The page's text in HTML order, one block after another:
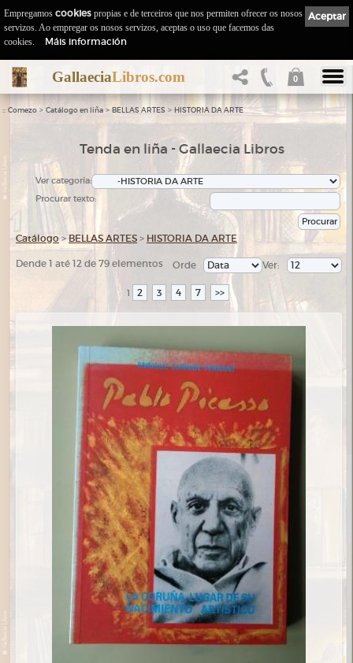
GallaeciaLibros.com 0
:: Comezo > Catálogo en liña > BELLAS ARTES > HISTORIA DA ARTE
Tenda en liña - Gallaecia Libros
Ver categoría:
Procurar texto:
Catálogo >BELLAS ARTES > HISTORIA DA ARTE
Dende 1 até 12 de 79 elementos Ver:
Orde
1 2 3 4 7 >>
Aceptar
Empregamos cookies propias e de terceiros que nos permiten ofrecer os nosos
servizos. Ao empregar os nosos servizos, aceptas o uso que facemos das
cookies.
Máis información